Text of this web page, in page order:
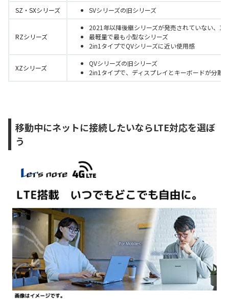
SZ・SXシリーズ
SVシリーズの旧シリーズ
RZシリーズ
2021年以降後継シリーズが発売されていない、
最軽量で最も小型なシリーズ
2in1タイプでQVシリーズに近い使用感
XZシリーズ
QVシリーズの旧シリーズ
2in1タイプで、ディスプレイとキーボードが分離
移動中にネットに接続したいならLTE対応を選ぼ
う